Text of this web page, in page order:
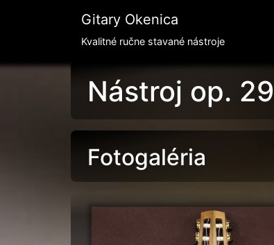
Gitary Okenica
Kvalitné ručne stavané nástroje
Nástroj op. 29
Fotogaléria